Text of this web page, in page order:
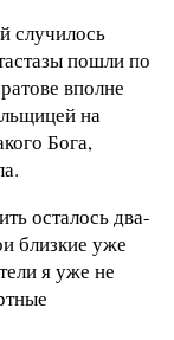
случилось
пошли по
вполне
на
Бога,
осталось два-
близкие уже
я уже не